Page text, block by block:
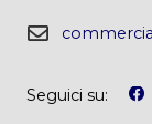
Seguici su: